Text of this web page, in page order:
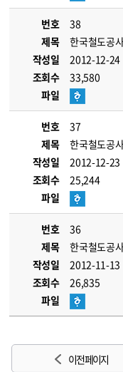
번호
38
제목
한국철도공
작성일
2012-12-24
조회수
33,580
파일
번호
37
제목
한국철도공
작성일
2012-12-23
조회수
25,244
파일
번호
36
제목
한국철도공
작성일
2012-11-13
조회수
26,835
파일
이전 페이지